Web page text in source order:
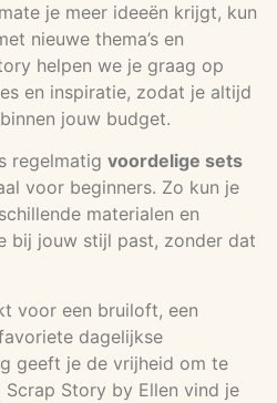
je meer ideeën krijgt, kun
nieuwe thema’s en
helpen we je graag op
en inspiratie, zodat je altijd
jouw budget.
regelmatig voordelige sets
voor beginners. Zo kun je
materialen en
bij jouw stijl past, zonder dat
voor een bruiloft, een
dagelijkse
geeft je de vrijheid om te
Story by Ellen vind je